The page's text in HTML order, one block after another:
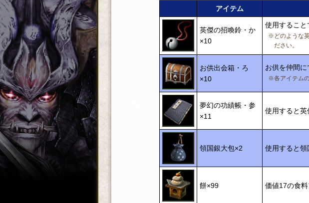
アイテム
英傑の招喚鈴・か
×10
使用すること
※どのような
ださい。
お供出会箱・ろ
×10
お供を仲間に
※各アイテム
夢幻の功績帳・参
×11
使用すると英
領国銀大包×2 使用すると領
餅×99 価値17の食料